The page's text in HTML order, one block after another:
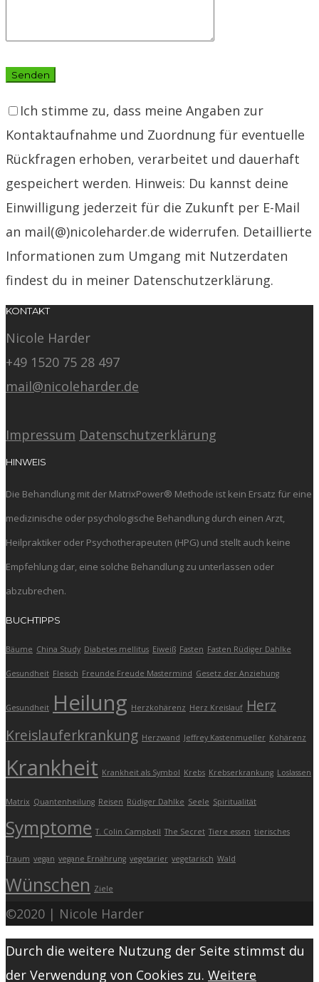
Ich stimme zu, dass meine Angaben zur
Kontaktaufnahme und Zuordnung für eventuelle
Rückfragen erhoben, verarbeitet und dauerhaft
gespeichert werden. Hinweis: Du kannst deine
Einwilligung jederzeit für die Zukunft per E-Mail
an mail(@)nicoleharder.de widerrufen. Detaillierte
Informationen zum Umgang mit Nutzerdaten
findest du in meiner Datenschutzerklärung.
KONTAKT
Nicole Harder
+49 1520 75 28 497
mail@nicoleharder.de
Impressum Datenschutzerklärung
HINWEIS
Die Behandlung mit der MatrixPower® Methode ist kein Ersatz für eine
medizinische oder psychologische Behandlung durch einen Arzt,
Heilpraktiker oder Psychotherapeuten (HPG) und stellt auch keine
Empfehlung dar, eine solche Behandlung zu unterlassen oder
abzubrechen.
BUCHTIPPS
Bäume China Study Diabetes mellitus Eiweiß Fasten Fasten Rüdiger Dahlke
Gesundheit Fleisch Freunde Freude Mastermind Gesetz der Anziehung
Gesundheit Heilung Herzkohärenz Herz Kreislauf Herz
Kreislauferkrankung Herzwand Jeffrey Kastenmueller Kohärenz
Krankheit Krankheit als Symbol Krebs Krebserkrankung Loslassen
Matrix Quantenheilung Reisen Rüdiger Dahlke Seele Spiritualität
Symptome T. Colin Campbell The Secret Tiere essen tierisches
Traum vegan vegane Ernährung vegetarier vegetarisch Wald
Wünschen Ziele
©2020 | Nicole Harder
Durch die weitere Nutzung der Seite stimmst du
der Verwendung von Cookies zu. Weitere